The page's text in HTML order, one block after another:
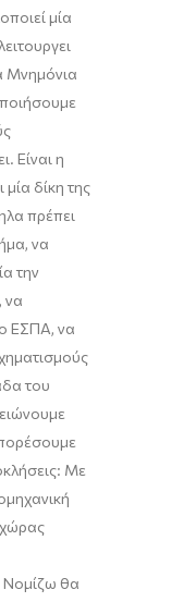
μία
Μνημόνια
Είναι η
δίκη της
πρέπει
να
την
να
ΕΣΠΑ, να
του
Με
Νομίζω θα